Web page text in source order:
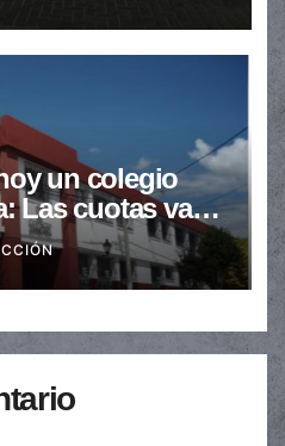
un colegio
Las cuotas van
de $600.000